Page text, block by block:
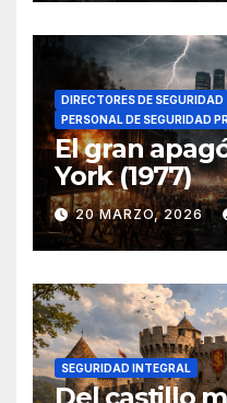
DIRECTORES DE SEGURIDAD
PERSONAL DE SEGURIDAD
El gran
York (1977)
20 MARZO, 2026
SEGURIDAD INTEGRAL